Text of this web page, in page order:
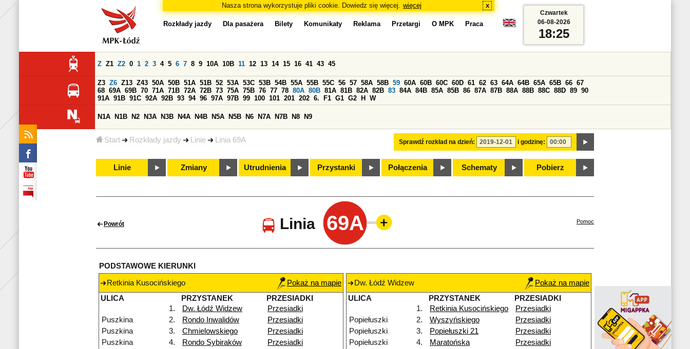
Nasza strona wykorzystuje pliki cookie. Dowiedz się więcej. więcej x
Start Rozkłady jazdy Linie Linia 69A
Rozkłady jazdy Dla pasażera Bilety Komunikaty Reklama Przetargi O MPK Praca
Sprawdź rozkład na dzień: i godzinę:
Z Z1 Z2 0 1 2 3 4 5 6 7 8 9 10A 10B 11 12 13 14 15 16 41 43 45
Z3 Z6 Z13 Z43 50A 50B 51A 51B 52 53A 53C 53B 54B 55A 55B 55C 56 57 58A 58B 59 60A 60B 60C 60D 61 62 63 64A 64B 65A 65B 66 67
68 69A 69B 70 71A 71B 72A 72B 73 75A 75B 76 77 78 80A 80B 81A 81B 82A 82B 83 84A 84B 85A 85B 86 87A 87B 88A 88B 88C 88D 89 90
91A 91B 91C 92A 92B 93 94 96 97A 97B 99 100 101 201 202 6. F1 G1 G2 H W
N1A N1B N2 N3A N3B N4A N4B N5A N5B N6 N7A N7B N8 N9
Linie Zmiany Utrudnienia Przystanki Połączenia Schematy Pobierz
Czwartek
06-08-2026
18:25
Powrót Linia 69A Pomoc
PODSTAWOWE KIERUNKI
Retkinia Kusocińskiego
Pokaż na mapie
ULICA
PRZYSTANEK
PRZESIADKI
1.
Dw. Łódź Widzew
Przesiadki
Puszkina
2. Rondo Inwalidów
Przesiadki
Puszkina
3. Chmielowskiego
Przesiadki
Puszkina
4. Rondo Sybiraków
Przesiadki
Dw. Łódź Widzew
Pokaż na mapie
ULICA
PRZYSTANEK
PRZESIADKI
1.
Retkinia Kusocińskiego
Przesiadki
Popiełuszki
2. Wyszyńskiego
Przesiadki
Popiełuszki
3. Popiełuszki 21
Przesiadki
Popiełuszki
4. Maratońska
Przesiadki